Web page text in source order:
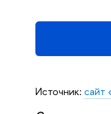
Источник:сайт